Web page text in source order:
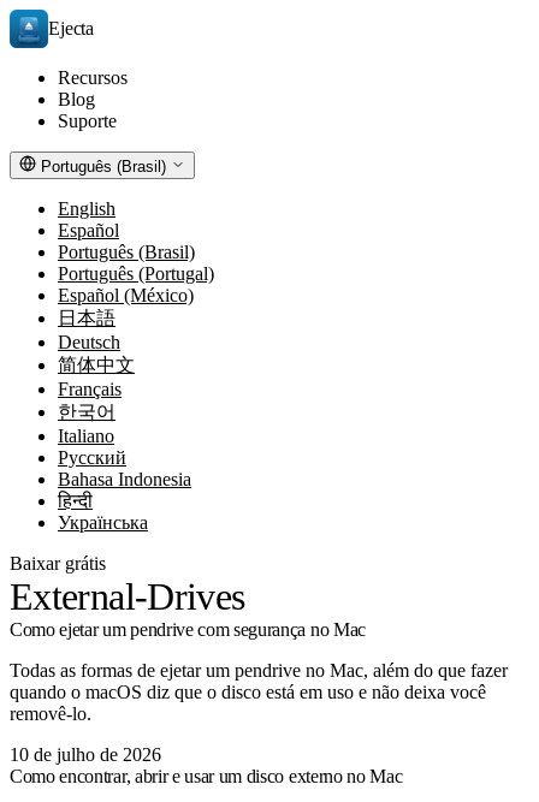
Ejecta
Recursos
Blog
Suporte
Português (Brasil)
English
Español
Português (Brasil)
Português (Portugal)
Español (México)
日本語
Deutsch
简体中文
Français
한국어
Italiano
Русский
Bahasa Indonesia
हिन्दी
Українська
Baixar grátis
External-Drives
Como ejetar um pendrive com segurança no Mac
Todas as formas de ejetar um pendrive no Mac, além do que fazer
quando o macOS diz que o disco está em uso e não deixa você
removê-lo.
10 de julho de 2026
Como encontrar, abrir e usar um disco externo no Mac